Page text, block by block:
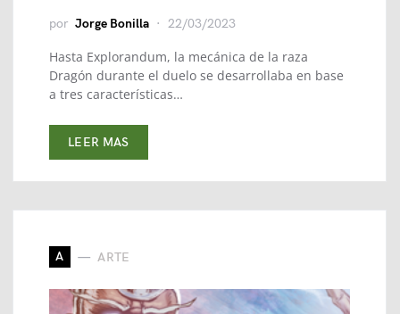
por Jorge Bonilla 22/03/2023
Hasta Explorandum, la mecánica de la raza
Dragón durante el duelo se desarrollaba en base
a tres características…
LEER MAS
A ARTE